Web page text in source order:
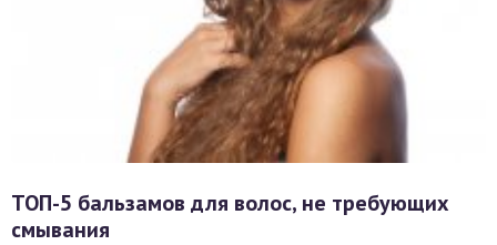
ТОП-5 бальзамов для волос, не требующих
смывания